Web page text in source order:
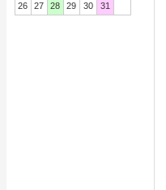
26
27 28 29 30 31